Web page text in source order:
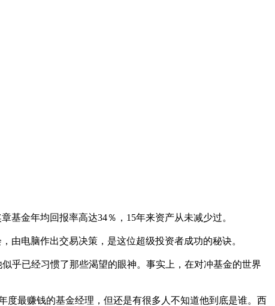
基金年均回报率高达34％，15年来资产从未减少过。
电脑作出交易决策，是这位超级投资者成功的秘诀。
乎已经习惯了那些渴望的眼神。事实上，在对冲基金的世界
最赚钱的基金经理，但还是有很多人不知道他到底是谁。西